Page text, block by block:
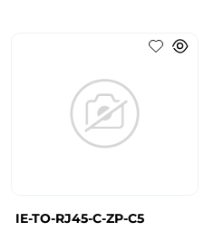
IE-TO-RJ45-C-ZP-C5